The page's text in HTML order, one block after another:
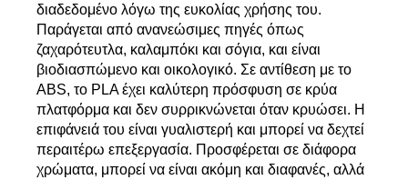
διαδεδομένο λόγω της ευκολίας χρήσης του.
Παράγεται από ανανεώσιμες πηγές όπως
ζαχαρότευτλα, καλαμπόκι και σόγια, και είναι
βιοδιασπώμενο και οικολογικό. Σε αντίθεση με το
ΑΒS, το PLA έχει καλύτερη πρόσφυση σε κρύα
πλατφόρμα και δεν συρρικνώνεται όταν κρυώσει. Η
επιφάνειά του είναι γυαλιστερή και μπορεί να δεχτεί
περαιτέρω επεξεργασία. Προσφέρεται σε διάφορα
χρώματα, μπορεί να είναι ακόμη και διαφανές, αλλά